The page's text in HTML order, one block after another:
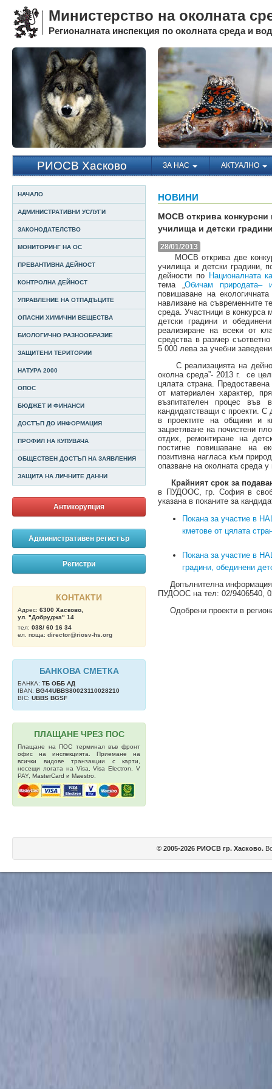
Министерство на околната
Регионалната инспекция по околната среда и
РИОСВ Хасково ЗА НАС АКТУАЛНО
НАЧАЛО
АДМИНИСТРАТИВНИ УСЛУГИ
ЗАКОНОДАТЕЛСТВО
МОНИТОРИНГ НА ОС
ПРЕВАНТИВНА ДЕЙНОСТ
КОНТРОЛНА ДЕЙНОСТ
УПРАВЛЕНИЕ НА ОТПАДЪЦИТЕ
ОПАСНИ ХИМИЧНИ ВЕЩЕСТВА
БИОЛОГИЧНО РАЗНООБРАЗИЕ
ЗАЩИТЕНИ ТЕРИТОРИИ
НАТУРА 2000
ОПОС
БЮДЖЕТ И ФИНАНСИ
ДОСТЪП ДО ИНФОРМАЦИЯ
ПРОФИЛ НА КУПУВАЧА
ОБЩЕСТВЕН ДОСТЪП НА ЗАЯВЛЕНИЯ
ЗАЩИТА НА ЛИЧНИТЕ ДАННИ
Антикорупция
Административен регистър
Регистри
КОНТАКТИ
Адрес: 6300 Хасково,
ул. "Добруджа" 14
тел: 038/ 60 16 34
ел. поща: director@riosv-hs.org
БАНКОВА СМЕТКА
БАНКА: ТБ OББ АД
IBAN: BG44UBBS80023110028210
BIC: UBBS BGSF
ПЛАЩАНЕ ЧРЕЗ ПОС
Плащане на ПОС терминал във фронт
офис на инспекцията. Приемане на
всички видове транзакции с карти,
носещи логата на Visa, Visa Electron, V
PAY, MasterCard и Maestro.
НОВИНИ
МОСВ открива конкурсни
училища и детски
28/01/2013
МОСВ открива две
училища и детски градини,
дейности по Националната
тема „Обичам природата–
повишаване на
навлизане на съвременните
среда. Участници в
детски градини и
реализиране на всеки от
средства в размер
5 000 лева за учебни
С реализацията на
околна среда”- 2013 г. се
цялата страна.
от материален характер,
възпитателен процес във
кандидатстващи с проекти. С
в проектите на общини и
зацветяване на почистени
отдих, ремонтиране на
постигне повишаване на
позитивна нагласа към
опазване на околната среда у
Крайният срок за
в ПУДООС, гр. София в
указана в поканите за
Покана за участие в
кметове от цялата
Покана за участие в
градини, обединени
Допълнителна информация
ПУДООС на тел: 02/9406540,
Одобрени проекти в
© 2005-2026 РИОСВ гр. Хасково.